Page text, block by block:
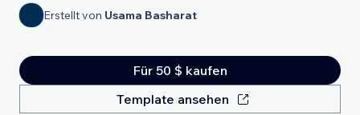
Erstellt von Usama Basharat
Für 50 $ kaufen
Template ansehen